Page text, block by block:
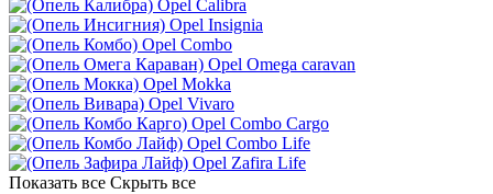
Opel Calibra
Opel Insignia
Opel Combo
Opel Omega caravan
Opel Mokka
Opel Vivaro
Opel Combo Cargo
Opel Combo Life
Opel Zafira Life
Показать все Скрыть все